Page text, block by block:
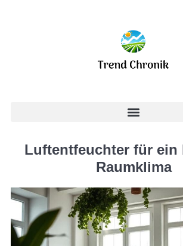
Luftentfeuchter für ein
Raumklima